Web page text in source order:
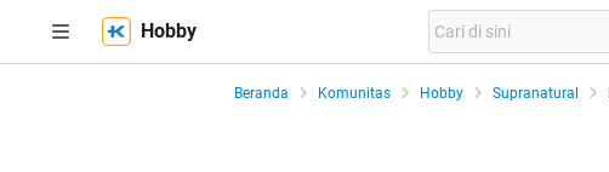
Hobby
Beranda Komunitas Hobby Supranatural